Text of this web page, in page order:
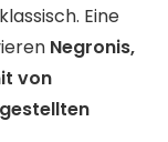
Eine
Negronis,
von